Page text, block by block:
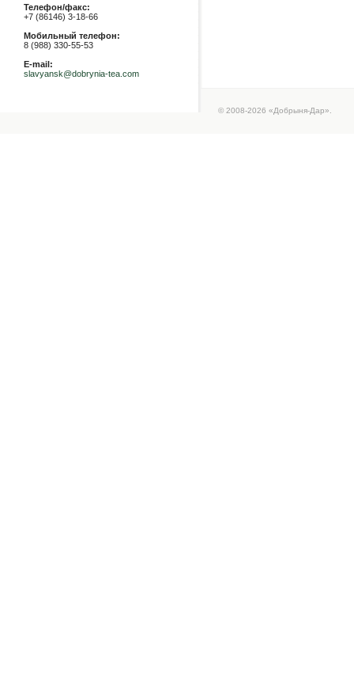
Телефон/факс:
+7 (86146) 3-18-66
Мобильный телефон:
8 (988) 330-55-53
E-mail:
slavyansk@dobrynia-tea.com
© 2008-2026 «Добрыня-Дар».